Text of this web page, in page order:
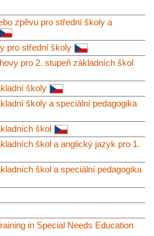
zpěvu pro střední školy a
pro střední školy
pro 2. stupeň základních škol
školy
školy a speciální pedagogika
škol
škol a anglický jazyk pro 1.
škol a speciální pedagogika
in Special Needs Education